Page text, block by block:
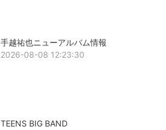
手越祐也ニューアルバム情報
2026-08-08 12:23:30
TEENS BIG BAND